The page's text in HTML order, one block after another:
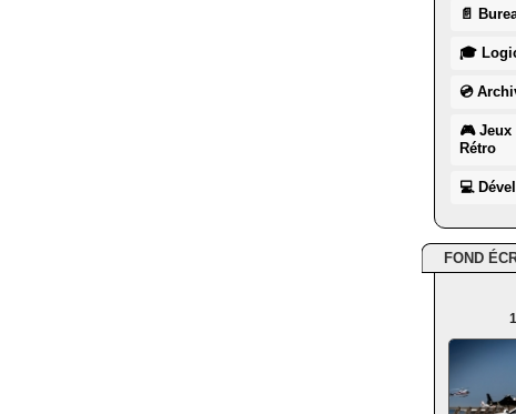
📄
🎓
💿
🎮 Jeux
Rétro
💻
FOND